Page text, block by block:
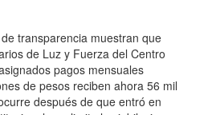
transparencia muestran que
de Luz y Fuerza del Centro
pagos mensuales
de pesos reciben ahora 56 mil
después de que entró en